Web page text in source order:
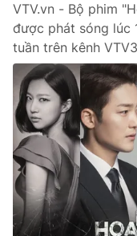
VTV.vn - Bộ phim
được phát sóng lúc
tuần trên kênh